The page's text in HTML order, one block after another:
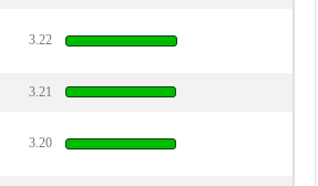
3.22
3.21
3.20